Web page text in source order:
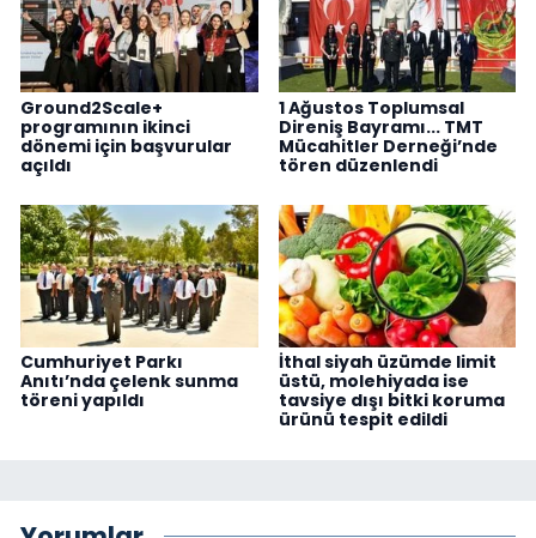
Ground2Scale+
programının ikinci
dönemi için başvurular
açıldı
1 Ağustos Toplumsal
Direniş Bayramı... TMT
Mücahitler Derneği’nde
tören düzenlendi
Cumhuriyet Parkı
Anıtı’nda çelenk sunma
töreni yapıldı
İthal siyah üzümde limit
üstü, molehiyada ise
tavsiye dışı bitki koruma
ürünü tespit edildi